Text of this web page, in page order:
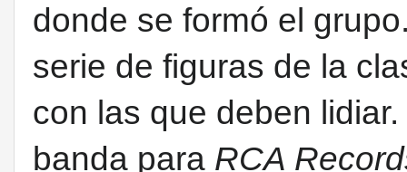
donde se formó el
serie de figuras de la
con las que deben lidiar.
banda para RCA